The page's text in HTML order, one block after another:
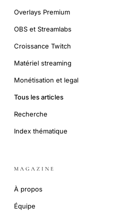
Overlays Premium
OBS et Streamlabs
Croissance Twitch
Matériel streaming
Monétisation et legal
Tous les articles
Recherche
Index thématique
MAGAZINE
À propos
Équipe